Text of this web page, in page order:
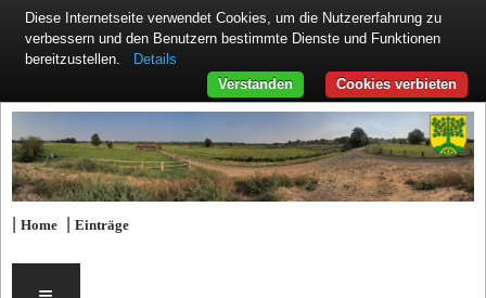
|Home |Einträge
Diese Internetseite verwendet Cookies, um die Nutzererfahrung zu
verbessern und den Benutzern bestimmte Dienste und Funktionen
bereitzustellen.
Details
Cookies verbieten
Verstanden